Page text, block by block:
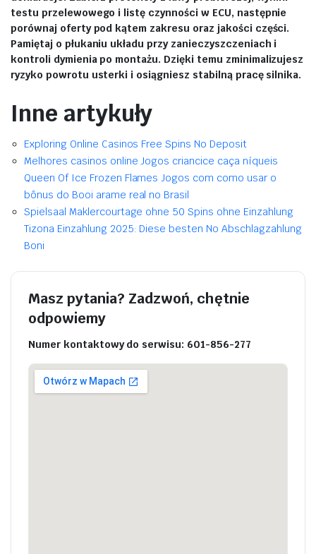
testu przelewowego i listę czynności w ECU, następnie
porównaj oferty pod kątem zakresu oraz jakości części.
Pamiętaj o płukaniu układu przy zanieczyszczeniach i
kontroli dymienia po montażu. Dzięki temu zminimalizujesz
ryzyko powrotu usterki i osiągniesz stabilną pracę silnika.
Inne artykuły
Exploring Online Casinos Free Spins No Deposit
Melhores casinos online Jogos criancice caça níqueis
Queen Of Ice Frozen Flames Jogos com como usar o
bônus do Booi arame real no Brasil
Spielsaal Maklercourtage ohne 50 Spins ohne Einzahlung
Tizona Einzahlung 2025: Diese besten No Abschlagzahlung
Boni
Masz pytania? Zadzwoń, chętnie
odpowiemy
Numer kontaktowy do serwisu: 601-856-277